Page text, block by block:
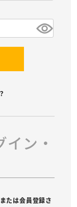
ン・
たは会員登録さ